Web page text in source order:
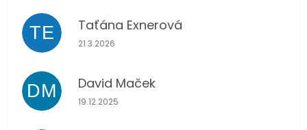
TE Taťána Exnerová
Hodnocení obchodu je 5 z 5 hvězdiček.
21.3.2026
DM David Maček
Hodnocení obchodu je 5 z 5 hvězdiček.
19.12.2025